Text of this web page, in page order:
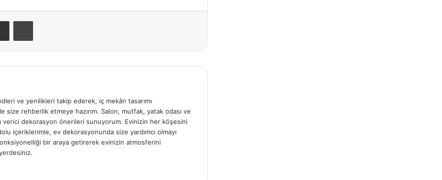
ve yenilikleri takip ederek, iç mekân tasarımı
size rehberlik etmeye hazırım. Salon, mutfak, yatak odası ve
verici dekorasyon önerileri sunuyorum. Evinizin her köşesini
içeriklerimle, ev dekorasyonunda size yardımcı olmayı
bir araya getirerek evinizin atmosferini